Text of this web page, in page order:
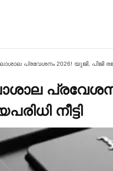
പ്രവേശനം 2026! യുജി, പിജി
പ്രവേശനം
നീട്ടി